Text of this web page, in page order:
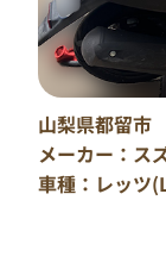
山梨県都留市
メーカー：ス
車種：レッツ